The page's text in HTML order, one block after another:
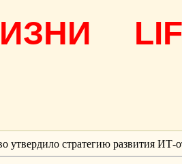
утвердило стратегию развития ИТ-